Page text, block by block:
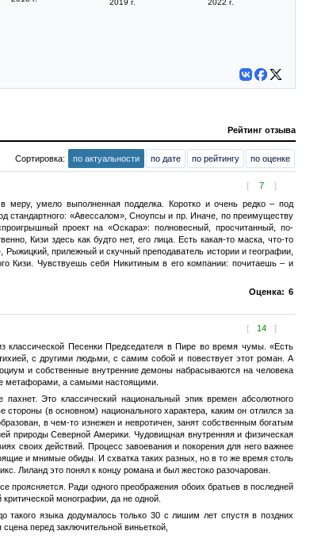
Рейтинг отзыва
Сортировка: по актуальности по дате по рейтингу по оценке
[ 7 ]
умело выполненная подделка. Коротко и очень редко – под
стандартного: «Авессалом», Сноупсы и пр. Иначе, по преимуществу
проект на «Оскара»: полновесный, просчитанный, по-
Кизи здесь как будто нет, его лица. Есть какая-то маска, что-то
прилежный и скучный преподаватель истории и географии,
Кизи. Чувствуешь себя Никитиным в его компании: почитаешь – и
Оценка: 6
[ 14 ]
классической Песенки Председателя в Пире во время чумы. «Есть
с другими людьми, с самим собой и повествует этот роман. А
и собственные внутренние демоны набрасываются на человека
метафорами, а самыми настоящими.
Это классический национальный эпик времен абсолютного
(в основном) национального характера, каким он отлился за
в чем-то изнежен и невротичен, занят собственным богатым
природы Северной Америки. Чудовищная внутренняя и физическая
своих действий. Процесс завоевания и покорения для него важнее
и мнимые обиды. И схватка таких разных, но в то же время столь
Лиланд это понял к концу романа и был жестоко разочарован.
Ради одного преображения обоих братьев в последней
монографии, да не одной.
языка додумалось только 30 с лишим лет спустя в поздних
перед заключительной виньеткой,